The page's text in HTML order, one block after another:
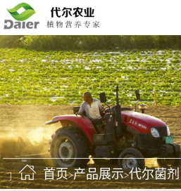
首页>产品展示>代尔菌剂